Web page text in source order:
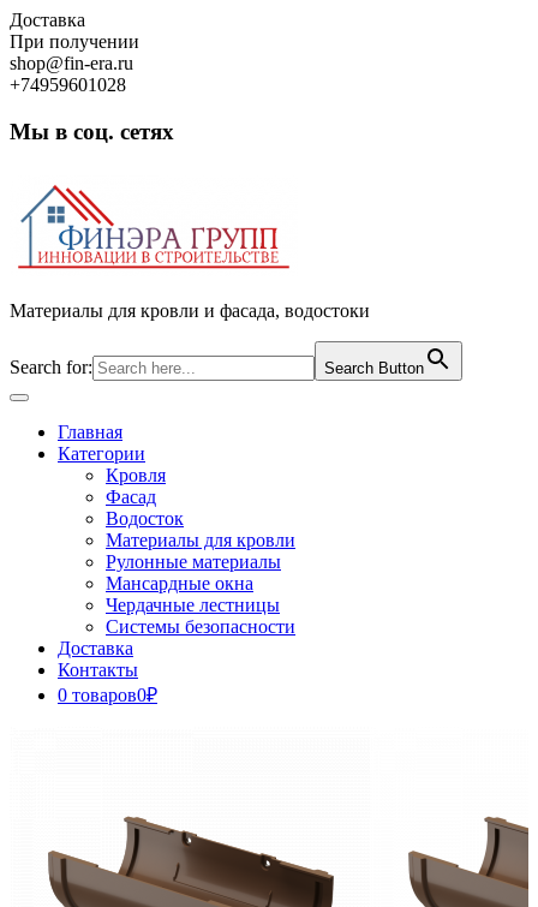
Skip
to
content
Доставка
При получении
shop@fin-era.ru
+74959601028
Мы в соц. сетях
Материалы для кровли и фасада, водостоки
Search for: Search Button
Open
ButtonГлавная
Категории
Кровля
Фасад
Водосток
Материалы для кровли
Рулонные материалы
Мансардные окна
Чердачные лестницы
Системы безопасности
Доставка
Контакты
0 товаров0₽